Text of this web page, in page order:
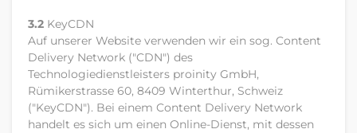
3.2 KeyCDN
Auf unserer Website verwenden wir ein sog. Content
Delivery Network ("CDN") des
Technologiedienstleisters proinity GmbH,
Rümikerstrasse 60, 8409 Winterthur, Schweiz
("KeyCDN"). Bei einem Content Delivery Network
handelt es sich um einen Online-Dienst, mit dessen